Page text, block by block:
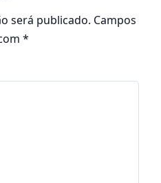
será publicado. Campos
*